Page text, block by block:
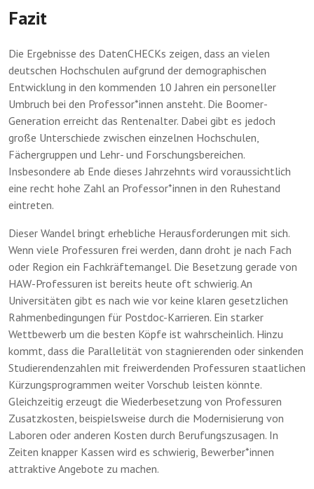
Fazit
Die Ergebnisse des DatenCHECKs zeigen, dass an vielen
deutschen Hochschulen aufgrund der demographischen
Entwicklung in den kommenden 10 Jahren ein personeller
Umbruch bei den Professor*innen ansteht. Die Boomer-
Generation erreicht das Rentenalter. Dabei gibt es jedoch
große Unterschiede zwischen einzelnen Hochschulen,
Fächergruppen und Lehr- und Forschungsbereichen.
Insbesondere ab Ende dieses Jahrzehnts wird voraussichtlich
eine recht hohe Zahl an Professor*innen in den Ruhestand
eintreten.
Dieser Wandel bringt erhebliche Herausforderungen mit sich.
Wenn viele Professuren frei werden, dann droht je nach Fach
oder Region ein Fachkräftemangel. Die Besetzung gerade von
HAW-Professuren ist bereits heute oft schwierig. An
Universitäten gibt es nach wie vor keine klaren gesetzlichen
Rahmenbedingungen für Postdoc-Karrieren. Ein starker
Wettbewerb um die besten Köpfe ist wahrscheinlich. Hinzu
kommt, dass die Parallelität von stagnierenden oder sinkenden
Studierendenzahlen mit freiwerdenden Professuren staatlichen
Kürzungsprogrammen weiter Vorschub leisten könnte.
Gleichzeitig erzeugt die Wiederbesetzung von Professuren
Zusatzkosten, beispielsweise durch die Modernisierung von
Laboren oder anderen Kosten durch Berufungszusagen. In
Zeiten knapper Kassen wird es schwierig, Bewerber*innen
attraktive Angebote zu machen.